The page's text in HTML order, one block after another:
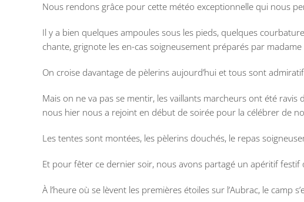
Nous rendons grâce pour cette météo exceptionnelle qui nous
Il y a bien quelques ampoules sous les pieds, quelques
chante, grignote les en-cas soigneusement préparés par
On croise davantage de pèlerins aujourd’hui et tous sont
Mais on ne va pas se mentir, les vaillants marcheurs ont été
nous hier nous a rejoint en début de soirée pour la célébrer de
Les tentes sont montées, les pèlerins douchés, le repas
Et pour fêter ce dernier soir, nous avons partagé un apéritif festif
À l’heure où se lèvent les premières étoiles sur l’Aubrac, le camp